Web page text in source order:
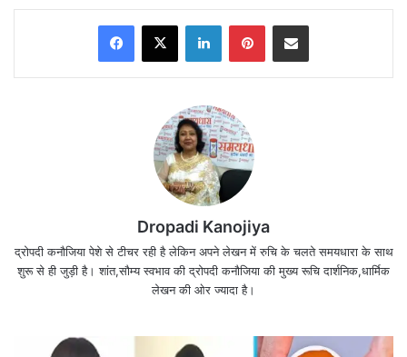
Dropadi Kanojiya
द्रोपदी कनौजिया पेशे से टीचर रही है लेकिन अपने लेखन में रुचि के चलते समयधारा के साथ
शुरू से ही जुड़ी है। शांत,सौम्य स्वभाव की द्रोपदी कनौजिया की मुख्य रूचि दार्शनिक,धार्मिक
लेखन की ओर ज्यादा है।